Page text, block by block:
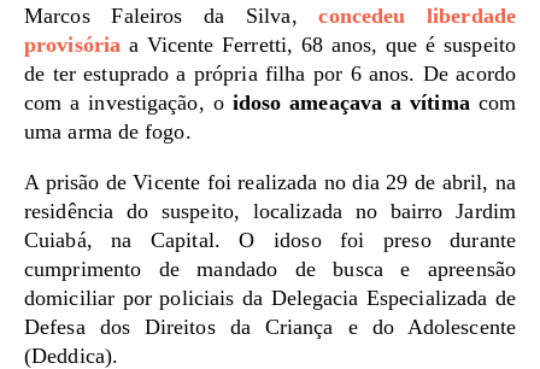
Marcos Faleiros da Silva,concedeu liberdade
provisória a Vicente Ferretti, 68 anos, que é suspeito
de ter estuprado a própria filha por 6 anos. De acordo
com a investigação, o idoso ameaçava a vítima com
uma arma de fogo.
A prisão de Vicente foi realizada no dia 29 de abril, na
residência do suspeito, localizada no bairro Jardim
Cuiabá, na Capital. O idoso foi preso durante
cumprimento de mandado de busca e apreensão
domiciliar por policiais da Delegacia Especializada de
Defesa dos Direitos da Criança e do Adolescente
(Deddica).